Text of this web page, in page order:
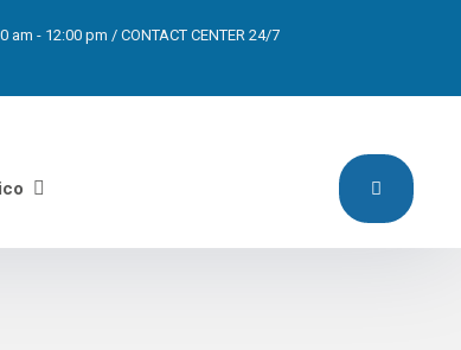
- 12:00 pm / CONTACT CENTER 24/7